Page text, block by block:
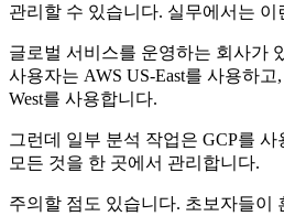
관리할 수 있습니다. 실무에서는
글로벌 서비스를 운영하는 회사가
사용자는 AWS US-East를 사용하
West를 사용합니다.
그런데 일부 분석 작업은 GCP를 사
모든 것을 한 곳에서 관리합니다.
주의할 점도 있습니다. 초보자들이